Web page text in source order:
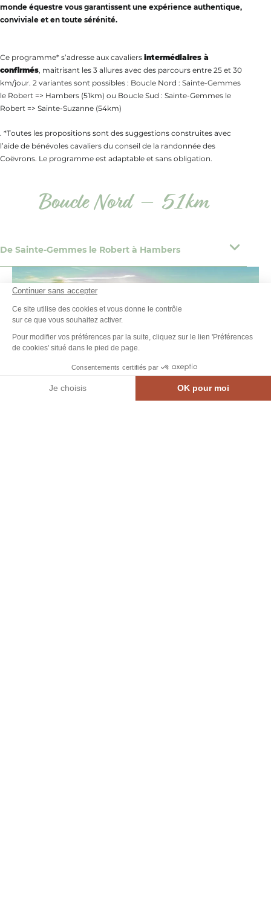
Continuer sans accepter
Ce site utilise des cookies et vous donne le contrôle
sur ce que vous souhaitez activer.
Pour modifier vos préférences par la suite, cliquez sur le lien 'Préférences
de cookies' situé dans le pied de page.
Consentements certifiés par
Je choisis OK pour moi
CARTE INTE. CONTACT
monde équestre vous garantissent une expérience authentique,
conviviale et en toute sérénité.
Ce programme* s’adresse aux cavaliers intermédiaires à
confirmés, maitrisant les 3 allures avec des parcours entre 25 et 30
km/jour. 2 variantes sont possibles : Boucle Nord : Sainte-Gemmes
le Robert => Hambers (51km) ou Boucle Sud : Sainte-Gemmes le
Robert => Sainte-Suzanne (54km)
. *Toutes les propositions sont des suggestions construites avec
l’aide de bénévoles cavaliers du conseil de la randonnée des
Coëvrons. Le programme est adaptable et sans obligation.
Boucle Nord – 51km
De Sainte-Gemmes le Robert à Hambers